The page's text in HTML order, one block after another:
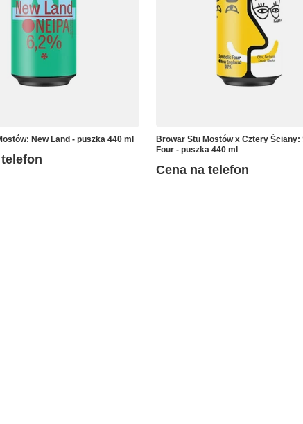
New Land - puszka 440 ml
Browar Stu Mostów x Cztery Ściany:
Four - puszka 440 ml
Cena na telefon